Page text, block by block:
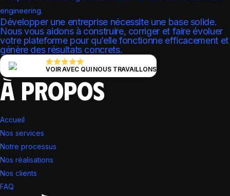
Développer une entreprise nécessite une base solide.
Nous vous aidons à construire, corriger et faire évoluer
votre plateforme pour qu’elle fonctionne efficacement et
génère des résultats concrets.
VOIR AVEC QUI NOUS TRAVAILLONS
À PROPOS
Accueil
Nos services
Notre processus
Nos réalisations
Nos clients
FAQ